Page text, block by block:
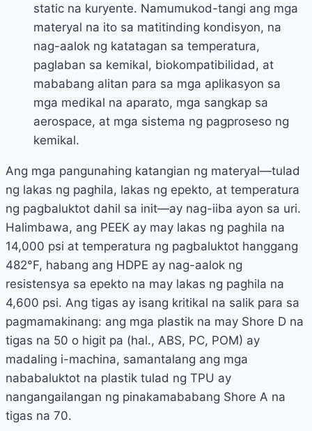
static na kuryente. Namumukod-tangi ang mga
materyal na ito sa matitinding kondisyon, na
nag-aalok ng katatagan sa temperatura,
paglaban sa kemikal, biokompatibilidad, at
mababang alitan para sa mga aplikasyon sa
mga medikal na aparato, mga sangkap sa
aerospace, at mga sistema ng pagproseso ng
kemikal.
Ang mga pangunahing katangian ng materyal—tulad
ng lakas ng paghila, lakas ng epekto, at temperatura
ng pagbaluktot dahil sa init—ay nag-iiba ayon sa uri.
Halimbawa, ang PEEK ay may lakas ng paghila na
14,000 psi at temperatura ng pagbaluktot hanggang
482°F, habang ang HDPE ay nag-aalok ng
resistensya sa epekto na may lakas ng paghila na
4,600 psi. Ang tigas ay isang kritikal na salik para sa
pagmamakinang: ang mga plastik na may Shore D na
tigas na 50 o higit pa (hal., ABS, PC, POM) ay
madaling i-machina, samantalang ang mga
nababaluktot na plastik tulad ng TPU ay
nangangailangan ng pinakamababang Shore A na
tigas na 70.